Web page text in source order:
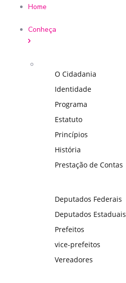
Home
Conheça
O Cidadania
Identidade
Programa
Estatuto
Princípios
História
Prestação de Contas
Deputados Federais
Deputados Estaduais
Prefeitos
vice-prefeitos
Vereadores